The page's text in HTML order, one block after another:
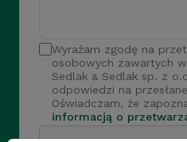
Wyrażam zgodę na
osobowych zawartych
Sedlak & Sedlak sp. z
odpowiedzi na
Oświadczam, że
informacją o